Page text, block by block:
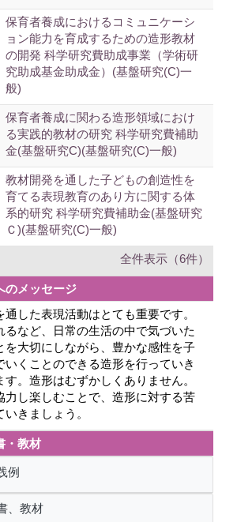
保育者養成におけるコミュニケーシ
ョン能力を育成するための造形教材
の開発 科学研究費助成事業（学術研
究助成基金助成金）(基盤研究(C)一
般)
保育者養成に関わる造形領域におけ
る実践的教材の研究 科学研究費補助
金(基盤研究C)(基盤研究(C)一般)
教材開発を通した子どもの創造性を
育てる表現教育のあり方に関する体
系的研究 科学研究費補助金(基盤研究
Ｃ)(基盤研究(C)一般)
全件表示（6件）
のメッセージ
した表現活動はとても重要です。
るなど、日常の生活の中で気づいた
を大切にしながら、豊かな感性を子
いくことのできる造形を行っていき
。造形はむずかしくありません。
力し楽しむことで、造形に対する苦
きましょう。
・教材
例
、教材